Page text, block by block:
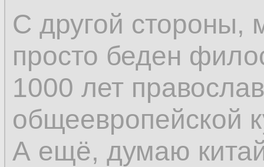
С другой стороны,
просто беден
1000 лет
общеевропейской
А ещё, думаю